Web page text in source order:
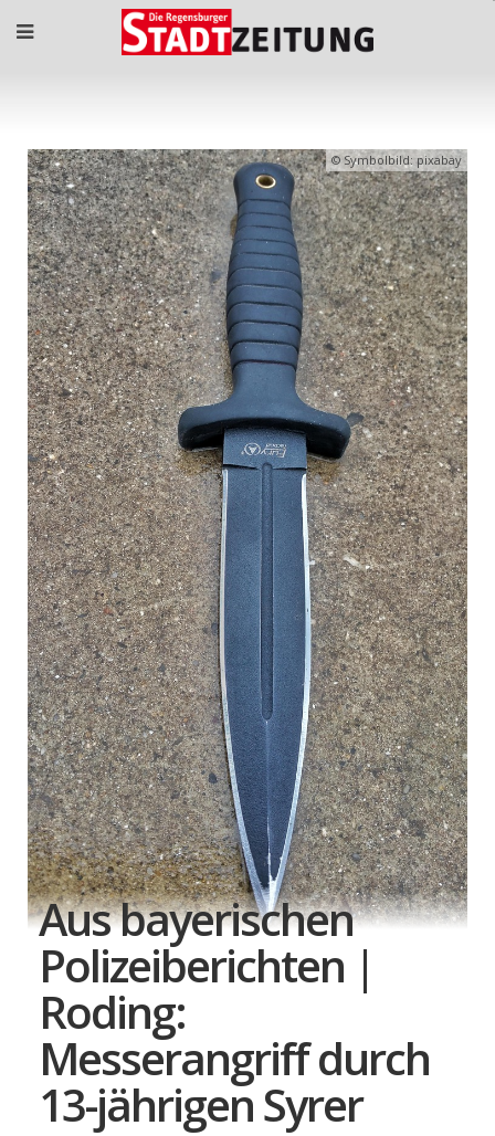
Symbolbild: pixabay
Aus bayerischen
Polizeiberichten |
Roding:
Messerangriff durch
13-jährigen Syrer